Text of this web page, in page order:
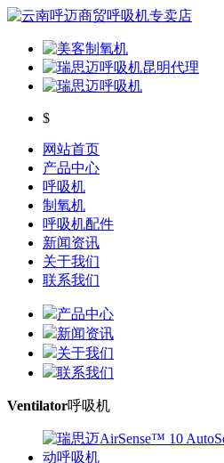
$
网站首页
产品中心
呼吸机
制氧机
呼吸机配件
新闻资讯
关于我们
联系我们
产品中心
新闻资讯
关于我们
联系我们
Ventilator呼吸机